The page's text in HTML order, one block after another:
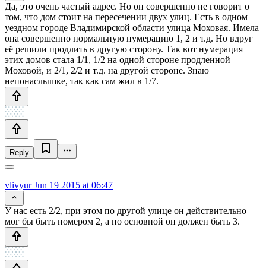
Да, это очень частый адрес. Но он совершенно не говорит о
том, что дом стоит на пересечении двух улиц. Есть в одном
уездном городе Владимирской области улица Моховая. Имела
она совершенно нормальную нумерацию 1, 2 и т.д. Но вдруг
её решили продлить в другую сторону. Так вот нумерация
этих домов стала 1/1, 1/2 на одной стороне продленной
Моховой, и 2/1, 2/2 и т.д. на другой стороне. Знаю
непонаслышке, так как сам жил в 1/7.
Reply
vlivyurJun 19 2015 at 06:47
У нас есть 2/2, при этом по другой улице он действительно
мог бы быть номером 2, а по основной он должен быть 3.